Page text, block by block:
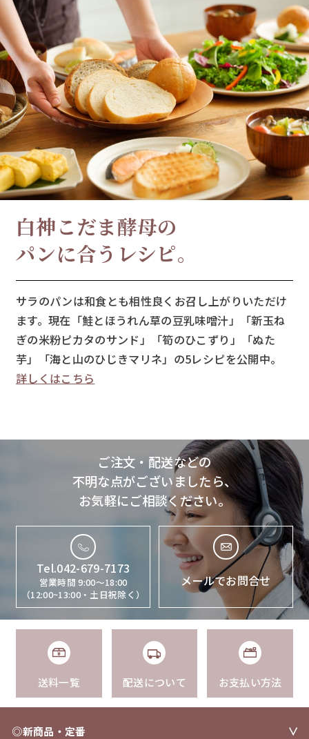
白神こだま酵母の
パンに合うレシピ。
サラのパンは和食とも相性良くお召し上がりいただけ
ます。現在「鮭とほうれん草の豆乳味噌汁」「新玉ね
ぎの米粉ピカタのサンド」「筍のひこずり」「ぬた
芋」「海と山のひじきマリネ」の5レシピを公開中。
詳しくはこちら
ご注文・配送などの
不明な点がございましたら、
お気軽にご相談ください。
Tel.042-679-7173
営業時間 9:00〜18:00
（12:00~13:00・土日祝除く）
メールでお問合せ
送料一覧 配送について お支払い方法
◎新商品・定番